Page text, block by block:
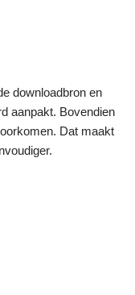
downloadbron en
aanpakt. Bovendien
Dat maakt